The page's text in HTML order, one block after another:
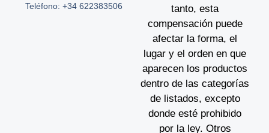
tanto, esta
compensación puede
afectar la forma, el
lugar y el orden en que
aparecen los productos
dentro de las categorías
de listados, excepto
donde esté prohibido
por la ley. Otros
Teléfono: +34 622383506